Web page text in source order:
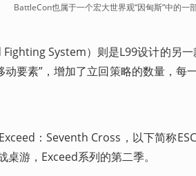
BattleCon也属于一个宏大世界观“因甸斯”中的一
System）则是L99设计的另
动要素”，增加了立回策略的数量，每
：Seventh Cross，以下简称
游，Exceed系列的第二季。